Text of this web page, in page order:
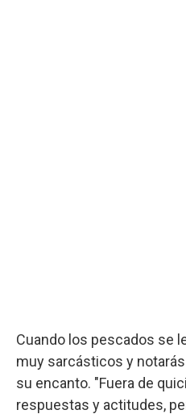
Cuando los pescados se
muy sarcásticos y
su encanto. "Fuera de
respuestas y actitudes,